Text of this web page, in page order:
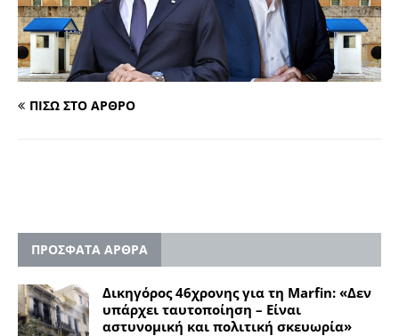
ΠΙΣΩ ΣΤΟ ΑΡΘΡΟ
ΠΡΟΣΦΑΤΑ ΑΡΘΡΑ
Δικηγόρος 46χρονης για τη Marfin: «Δεν
υπάρχει ταυτοποίηση – Είναι
αστυνομική και πολιτική σκευωρία»